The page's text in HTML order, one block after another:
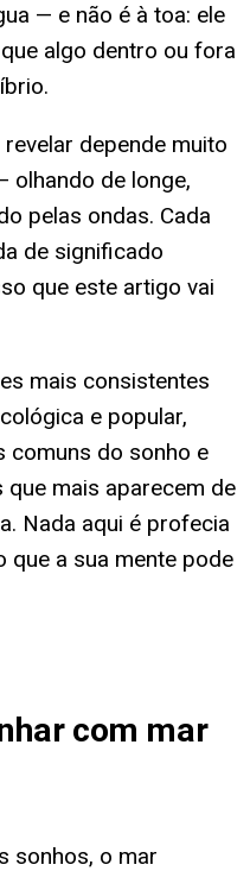
— e não é à toa: ele
algo dentro ou fora
depende muito
olhando de longe,
pelas ondas. Cada
de significado
que este artigo vai
mais consistentes
e popular,
comuns do sonho e
mais aparecem de
Nada aqui é profecia
que a sua mente pode
com mar
sonhos, o mar